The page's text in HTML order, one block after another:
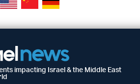
impacting Israel & the Middle East